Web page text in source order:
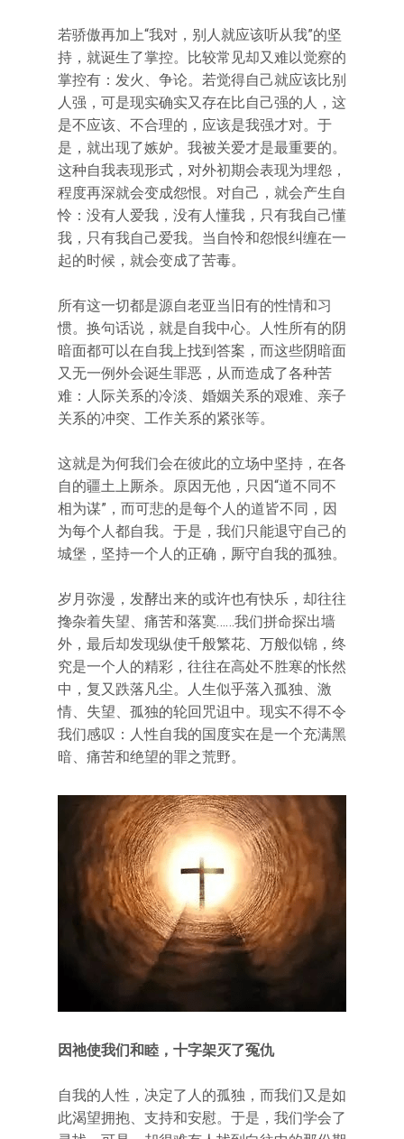
若骄傲再加上“我对，别人就应该听从我”的坚
持，就诞生了掌控。比较常见却又难以觉察的
掌控有：发火、争论。若觉得自己就应该比别
人强，可是现实确实又存在比自己强的人，这
是不应该、不合理的，应该是我强才对。于
是，就出现了嫉妒。我被关爱才是最重要的。
这种自我表现形式，对外初期会表现为埋怨，
程度再深就会变成怨恨。对自己，就会产生自
怜：没有人爱我，没有人懂我，只有我自己懂
我，只有我自己爱我。当自怜和怨恨纠缠在一
起的时候，就会变成了苦毒。
所有这一切都是源自老亚当旧有的性情和习
惯。换句话说，就是自我中心。人性所有的阴
暗面都可以在自我上找到答案，而这些阴暗面
又无一例外会诞生罪恶，从而造成了各种苦
难：人际关系的冷淡、婚姻关系的艰难、亲子
关系的冲突、工作关系的紧张等。
这就是为何我们会在彼此的立场中坚持，在各
自的疆土上厮杀。原因无他，只因“道不同不
相为谋”，而可悲的是每个人的道皆不同，因
为每个人都自我。于是，我们只能退守自己的
城堡，坚持一个人的正确，厮守自我的孤独。
岁月弥漫，发酵出来的或许也有快乐，却往往
搀杂着失望、痛苦和落寞……我们拼命探出墙
外，最后却发现纵使千般繁花、万般似锦，终
究是一个人的精彩，往往在高处不胜寒的怅然
中，复又跌落凡尘。人生似乎落入孤独、激
情、失望、孤独的轮回咒诅中。现实不得不令
我们感叹：人性自我的国度实在是一个充满黑
暗、痛苦和绝望的罪之荒野。
因祂使我们和睦，十字架灭了冤仇
自我的人性，决定了人的孤独，而我们又是如
此渴望拥抱、支持和安慰。于是，我们学会了